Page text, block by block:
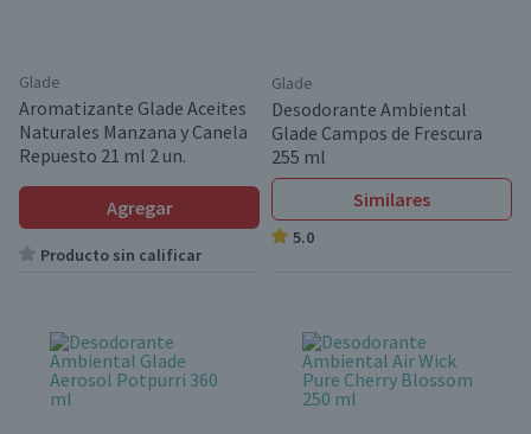
Glade
Aromatizante Glade Aceites
Naturales Manzana y Canela
Repuesto 21 ml 2 un.
Agregar
Producto sin calificar
Glade
Desodorante Ambiental
Glade Campos de Frescura
255 ml
Similares
5.0